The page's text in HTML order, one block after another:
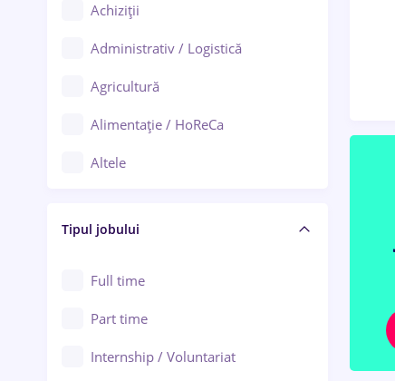
Galați (Galați)
Ploiești
Arad
Baia Mare
Bârlad
Achiziții
Administrativ / Logistică
Agricultură
Alimentație / HoReCa
Altele
Asigurări
Au pair / Babysitter / Curățenie
Audit / Consultanță
Auto / Echipamente
Tipul jobului
Full time
Part time
Internship / Voluntariat